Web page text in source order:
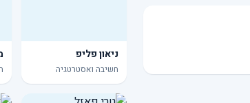
ניאון פליפ
חשיבה ואסטרטגיה